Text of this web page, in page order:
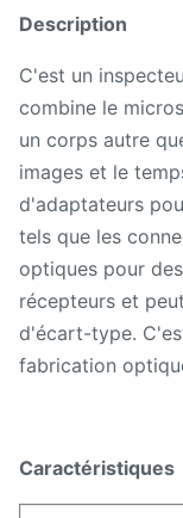
Description
C'est un
combine le
un corps autre
images et le
d'adaptateurs
tels que les
optiques pour
récepteurs et
d'écart-type.
fabrication
Caractéristiques